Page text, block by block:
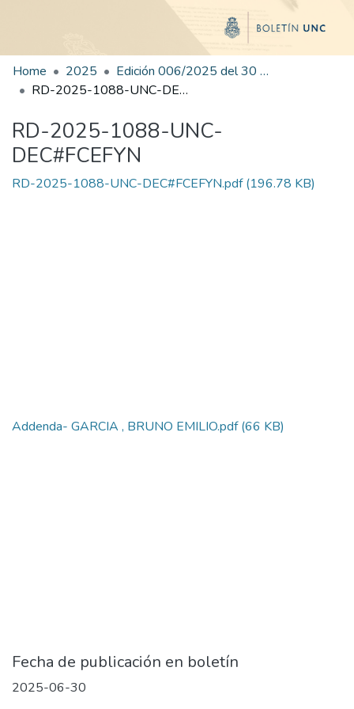
Home 2025
Edición 006/2025 del 30 de junio de 2025
RD-2025-1088-UNC-DEC#FCEFYN
RD-2025-1088-UNC-
DEC#FCEFYN
RD-2025-1088-UNC-DEC#FCEFYN.pdf(196.78 KB)
Addenda- GARCIA , BRUNO EMILIO.pdf(66 KB)
Fecha de publicación en boletín
2025-06-30